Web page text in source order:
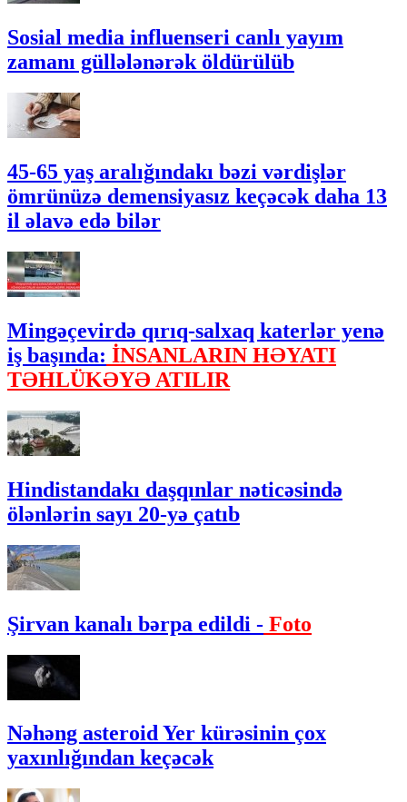
Sosial media influenseri canlı yayım
zamanı güllələnərək öldürülüb
45-65 yaş aralığındakı bəzi vərdişlər
ömrünüzə demensiyasız keçəcək daha 13
il əlavə edə bilər
Mingəçevirdə qırıq-salxaq katerlər yenə
iş başında: İNSANLARIN HƏYATI
TƏHLÜKƏYƏ ATILIR
Hindistandakı daşqınlar nəticəsində
ölənlərin sayı 20-yə çatıb
Şirvan kanalı bərpa edildi - Foto
Nəhəng asteroid Yer kürəsinin çox
yaxınlığından keçəcək